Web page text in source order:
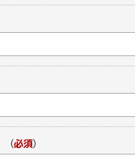
（必須）